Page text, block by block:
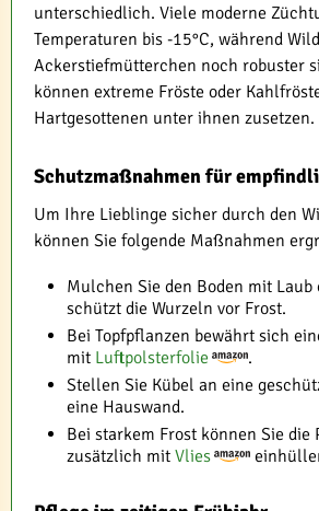
unterschiedlich. Viele moderne
Temperaturen bis -15°C, während
Ackerstiefmütterchen noch robuster
können extreme Fröste oder
Hartgesottenen unter ihnen zusetzen.
Schutzmaßnahmen für
Um Ihre Lieblinge sicher durch den
können Sie folgende Maßnahmen
Mulchen Sie den Boden mit Laub
schützt die Wurzeln vor Frost.
Bei Topfpflanzen bewährt sich
mit Luftpolsterfolie
.
Stellen Sie Kübel an eine
eine Hauswand.
Bei starkem Frost können Sie die
zusätzlich mit Vlies